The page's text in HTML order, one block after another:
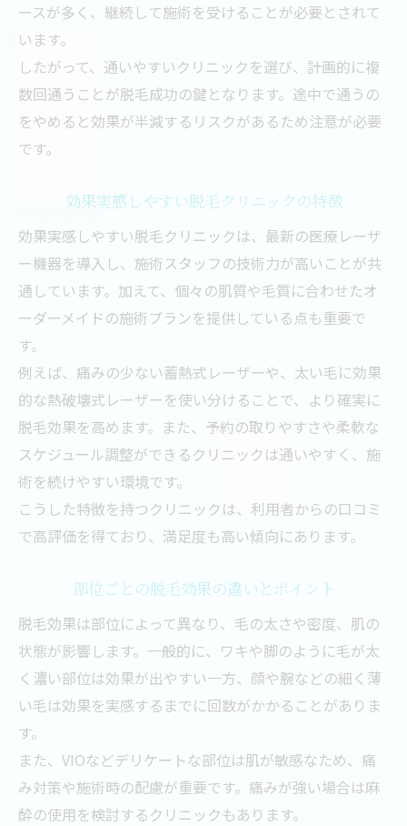
ースが多く、継続して施術を受けることが必要とされて
います。
したがって、通いやすいクリニックを選び、計画的に複
数回通うことが脱毛成功の鍵となります。途中で通うの
をやめると効果が半減するリスクがあるため注意が必要
です。
効果実感しやすい脱毛クリニックの特徴
効果実感しやすい脱毛クリニックは、最新の医療レーザ
ー機器を導入し、施術スタッフの技術力が高いことが共
通しています。加えて、個々の肌質や毛質に合わせたオ
ーダーメイドの施術プランを提供している点も重要で
す。
例えば、痛みの少ない蓄熱式レーザーや、太い毛に効果
的な熱破壊式レーザーを使い分けることで、より確実に
脱毛効果を高めます。また、予約の取りやすさや柔軟な
スケジュール調整ができるクリニックは通いやすく、施
術を続けやすい環境です。
こうした特徴を持つクリニックは、利用者からの口コミ
で高評価を得ており、満足度も高い傾向にあります。
部位ごとの脱毛効果の違いとポイント
脱毛効果は部位によって異なり、毛の太さや密度、肌の
状態が影響します。一般的に、ワキや脚のように毛が太
く濃い部位は効果が出やすい一方、顔や腕などの細く薄
い毛は効果を実感するまでに回数がかかることがありま
す。
また、VIOなどデリケートな部位は肌が敏感なため、痛
み対策や施術時の配慮が重要です。痛みが強い場合は麻
酔の使用を検討するクリニックもあります。